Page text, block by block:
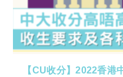
【CU收分】2022香